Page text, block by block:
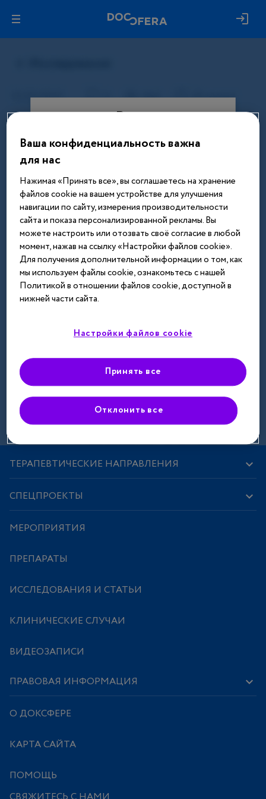
Вход
Этот материал доступен только
после авторизации. Войдите или
зарегистрируйтесь, чтобы получить
доступ ко всем материалам сайта
Введите телефон или email
Далее
Зарегистрироваться
ТЕРАПЕВТИЧЕСКИЕ НАПРАВЛЕНИЯ
СПЕЦПРОЕКТЫ
МЕРОПРИЯТИЯ
ПРЕПАРАТЫ
ИССЛЕДОВАНИЯ И СТАТЬИ
КЛИНИЧЕСКИЕ СЛУЧАИ
ВИДЕОЗАПИСИ
ПРАВОВАЯ ИНФОРМАЦИЯ
О ДОКСФЕРЕ
КАРТА САЙТА
ПОМОЩЬ
Ваша конфиденциальность важна
для нас
Нажимая «Принять все», вы соглашаетесь на хранение
файлов cookie на вашем устройстве для улучшения
навигации по сайту, измерения производительности
сайта и показа персонализированной рекламы. Вы
можете настроить или отозвать своё согласие в любой
момент, нажав на ссылку «Настройки файлов cookie».
Для получения дополнительной информации о том, как
мы используем файлы cookie, ознакомьтесь с нашей
Политикой в отношении файлов cookie, доступной в
нижней части сайта.
Настройки файлов cookie
Отклонить все
Принять все